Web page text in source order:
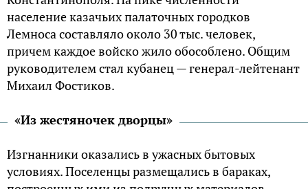
население казачьих палаточных городков
Лемноса составляло около 30 тыс. человек,
причем каждое войско жило обособлено. Общим
руководителем стал кубанец — генерал-лейтенант
Михаил Фостиков.
«Из жестяночек дворцы»
Изгнанники оказались в ужасных бытовых
условиях. Поселенцы размещались в бараках,